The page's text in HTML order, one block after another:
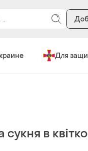
Для
сукня в